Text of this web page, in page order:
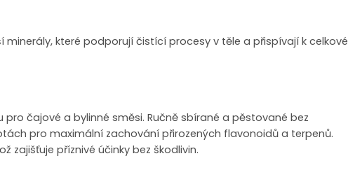
minerály, které podporují čistící procesy v těle a přispívají k celkové
čajové a bylinné směsi. Ručně sbírané a pěstované bez
pro maximální zachování přirozených flavonoidů a terpenů.
zajišťuje příznivé účinky bez škodlivin.